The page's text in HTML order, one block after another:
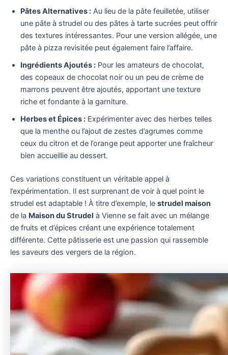
Pâtes Alternatives : Au lieu de la pâte feuilletée, utiliser
une pâte à strudel ou des pâtes à tarte sucrées peut offrir
des textures intéressantes. Pour une version allégée, une
pâte à pizza revisitée peut également faire l’affaire.
Ingrédients Ajoutés : Pour les amateurs de chocolat,
des copeaux de chocolat noir ou un peu de crème de
marrons peuvent être ajoutés, apportant une texture
riche et fondante à la garniture.
Herbes et Épices : Expérimenter avec des herbes telles
que la menthe ou l’ajout de zestes d’agrumes comme
ceux du citron et de l’orange peut apporter une fraîcheur
bien accueillie au dessert.
Ces variations constituent un véritable appel à
l’expérimentation. Il est surprenant de voir à quel point le
strudel est adaptable ! À titre d’exemple, le strudel maison
de la Maison du Strudel à Vienne se fait avec un mélange
de fruits et d’épices créant une expérience totalement
différente. Cette pâtisserie est une passion qui rassemble
les saveurs des vergers de la région.